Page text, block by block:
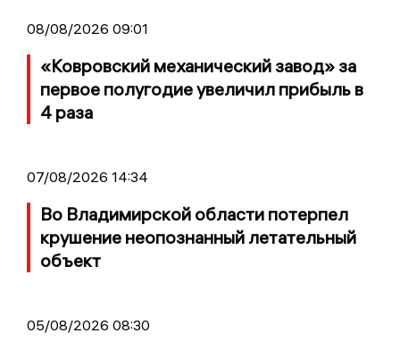
08/08/2026 09:01
«Ковровский механический завод» за
первое полугодие увеличил прибыль в
4 раза
07/08/2026 14:34
Во Владимирской области потерпел
крушение неопознанный летательный
объект
05/08/2026 08:30